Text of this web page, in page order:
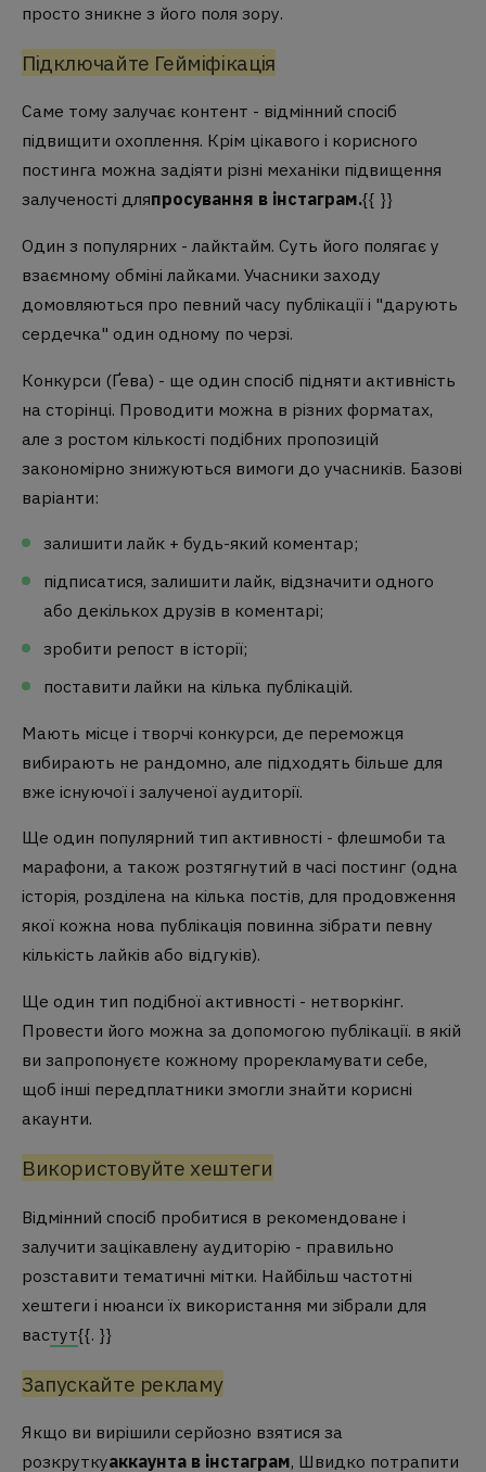
просто зникне з його поля зору.
Підключайте Гейміфікація
Саме тому залучає контент - відмінний спосіб
підвищити охоплення. Крім цікавого і корисного
постинга можна задіяти різні механіки підвищення
залученості дляпросування в інстаграм.{{ }}
Один з популярних - лайктайм. Суть його полягає у
взаємному обміні лайками. Учасники заходу
домовляються про певний часу публікації і "дарують
сердечка" один одному по черзі.
Конкурси (Ґева) - ще один спосіб підняти активність
на сторінці. Проводити можна в різних форматах,
але з ростом кількості подібних пропозицій
закономірно знижуються вимоги до учасників. Базові
варіанти:
залишити лайк + будь-який коментар;
підписатися, залишити лайк, відзначити одного
або декількох друзів в коментарі;
зробити репост в історії;
поставити лайки на кілька публікацій.
Мають місце і творчі конкурси, де переможця
вибирають не рандомно, але підходять більше для
вже існуючої і залученої аудиторії.
Ще один популярний тип активності - флешмоби та
марафони, а також розтягнутий в часі постинг (одна
історія, розділена на кілька постів, для продовження
якої кожна нова публікація повинна зібрати певну
кількість лайків або відгуків).
Ще один тип подібної активності - нетворкінг.
Провести його можна за допомогою публікації. в якій
ви запропонуєте кожному прорекламувати себе,
щоб інші передплатники змогли знайти корисні
акаунти.
Використовуйте хештеги
Відмінний спосіб пробитися в рекомендоване і
залучити зацікавлену аудиторію - правильно
розставити тематичні мітки. Найбільш частотні
хештеги і нюанси їх використання ми зібрали для
вастут{{. }}
Запускайте рекламу
Якщо ви вирішили серйозно взятися за
розкруткуаккаунта в інстаграм, Швидко потрапити